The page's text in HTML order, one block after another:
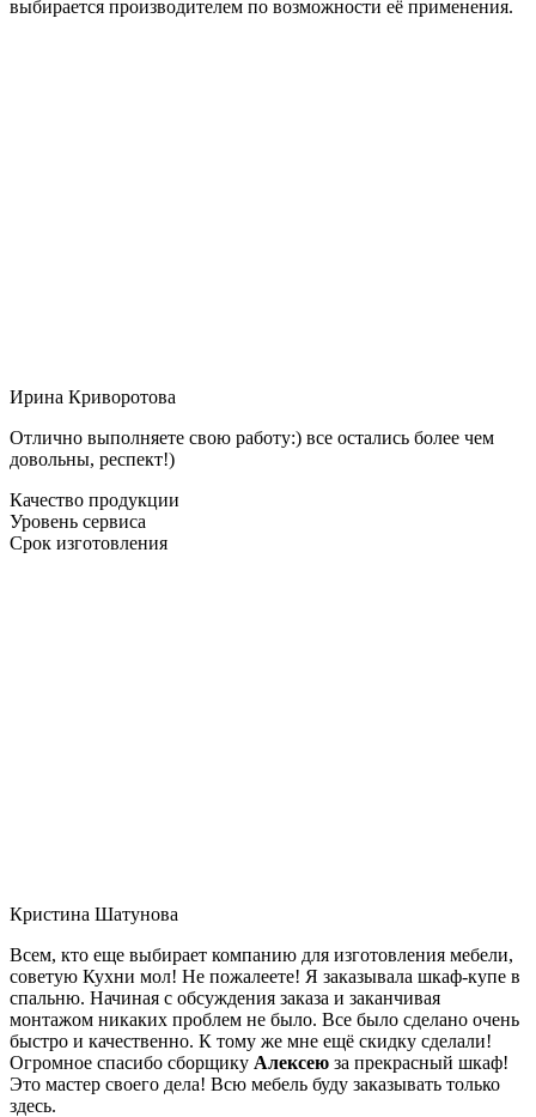
выбирается производителем по возможности её применения.
Ирина Криворотова
Отлично выполняете свою работу:) все остались более чем
довольны, респект!)
Качество продукции
Уровень сервиса
Срок изготовления
Кристина Шатунова
Всем, кто еще выбирает компанию для изготовления мебели,
советую Кухни мол! Не пожалеете! Я заказывала шкаф-купе в
спальню. Начиная с обсуждения заказа и заканчивая
монтажом никаких проблем не было. Все было сделано очень
быстро и качественно. К тому же мне ещё скидку сделали!
Огромное спасибо сборщику Алексею за прекрасный шкаф!
Это мастер своего дела! Всю мебель буду заказывать только
здесь.